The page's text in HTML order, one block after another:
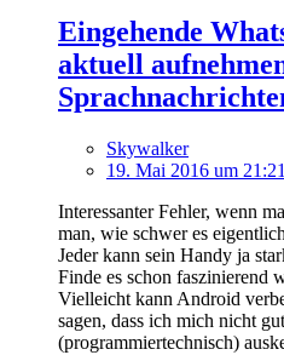
Eingehende
aktuell
Skywalker
19. Mai 2016 um 21:21
Interessanter Fehler, wenn
man, wie schwer es
Jeder kann sein Handy ja
Finde es schon faszinierend
Vielleicht kann Android
sagen, dass ich mich nicht
(programmiertechnisch)